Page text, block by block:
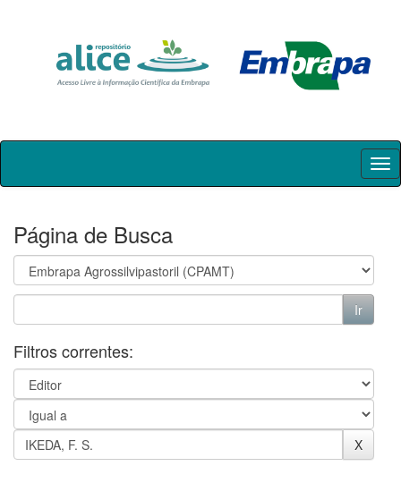
Skip
Página de Busca
Filtros correntes: